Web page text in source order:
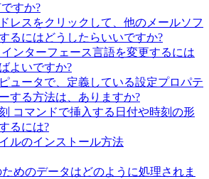
すか?
レスをクリックして、他のメールソフ
るにはどうしたらいいですか?
ンターフェース言語を変更するには
よいですか?
ュータで、定義している設定プロパテ
する方法は、ありますか?
コマンドで挿入する日付や時刻の形
るには?
ルのインストール方法
めのデータはどのように処理されま